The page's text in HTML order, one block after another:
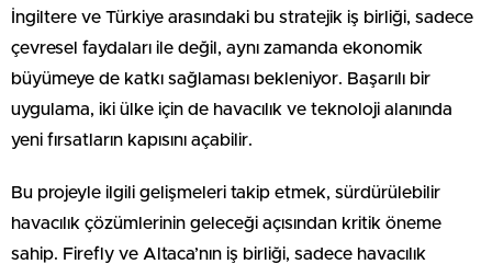
İngiltere ve Türkiye arasındaki bu stratejik iş birliği, sadece
çevresel faydaları ile değil, aynı zamanda ekonomik
büyümeye de katkı sağlaması bekleniyor. Başarılı bir
uygulama, iki ülke için de havacılık ve teknoloji alanında
yeni fırsatların kapısını açabilir.
Bu projeyle ilgili gelişmeleri takip etmek, sürdürülebilir
havacılık çözümlerinin geleceği açısından kritik öneme
sahip. Firefly ve Altaca’nın iş birliği, sadece havacılık